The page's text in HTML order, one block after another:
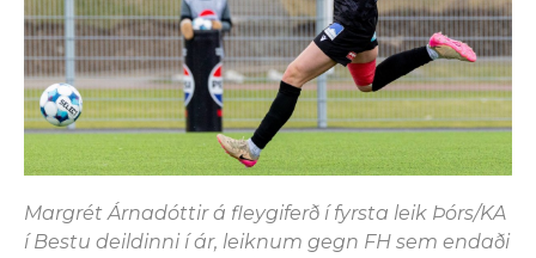
Margrét Árnadóttir á fleygiferð í fyrsta leik Þórs/KA
í Bestu deildinni í ár, leiknum gegn FH sem endaði